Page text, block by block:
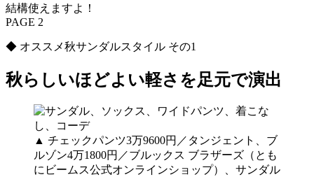
結構使えますよ！
PAGE 2
◆ オススメ秋サンダルスタイル その1
秋らしいほどよい軽さを足元で演出
▲ チェックパンツ3万9600円／タンジェント、ブ
ルゾン4万1800円／ブルックス ブラザーズ（とも
にビームス公式オンラインショップ）、サンダル